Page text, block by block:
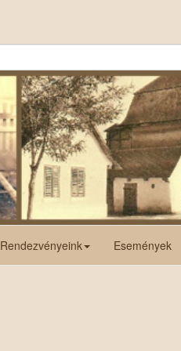
Rendezvényeink Események